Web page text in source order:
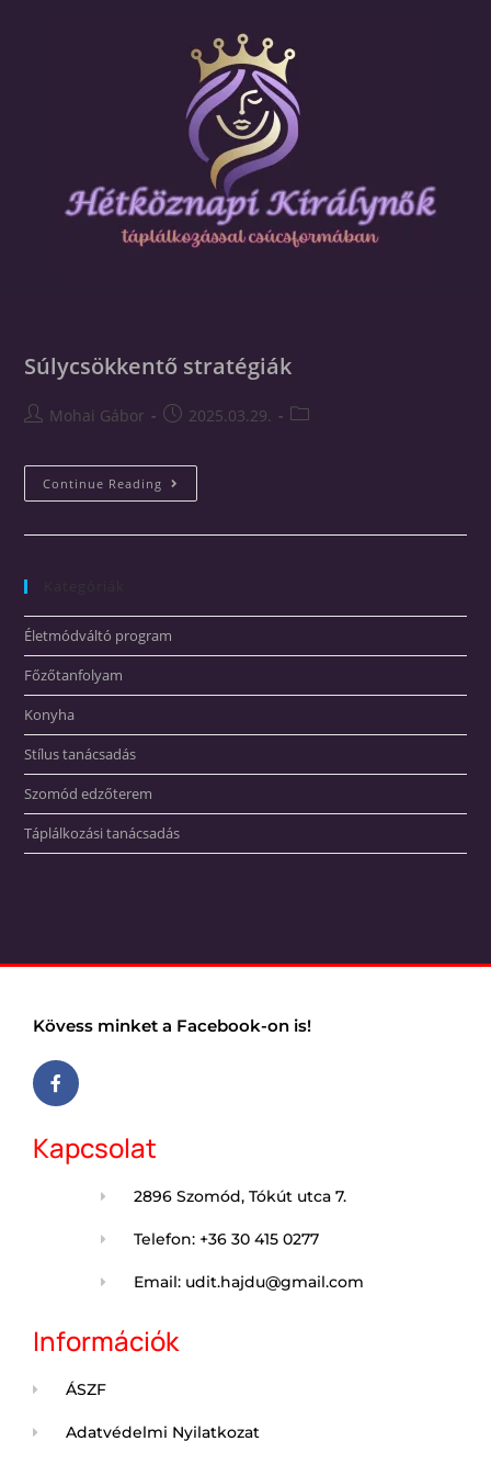
Súlycsökkentő stratégiák
Mohai Gábor 2025.03.29.
Continue Reading
Életmódváltó program
Főzőtanfolyam
Konyha
Stílus tanácsadás
Szomód edzőterem
Táplálkozási tanácsadás
Kövess minket a Facebook-on is!
Kapcsolat
2896 Szomód, Tókút utca 7.
Telefon: +36 30 415 0277
Email: udit.hajdu@gmail.com
Információk
ÁSZF
Adatvédelmi Nyilatkozat